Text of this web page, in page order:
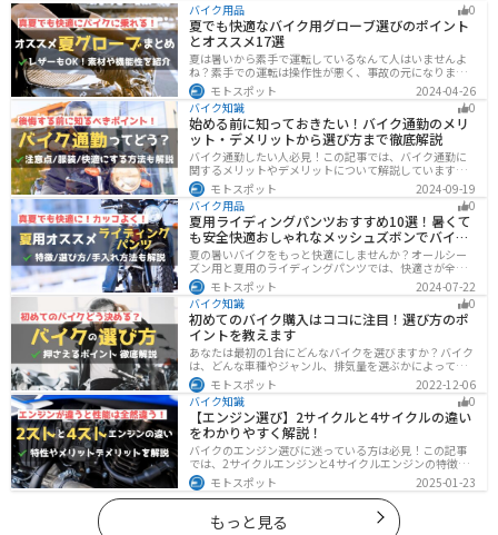
バイク用品 0
夏でも快適なバイク用グローブ選びのポイント
とオススメ17選
夏は暑いから素手で運転しているなんて人はいませんよ
ね？素手での運転は操作性が悪く、事故の元になりま
す。直射日光が当たり日焼けで余計に暑くなります。夏に
は夏用グローブを使うことで、素手より涼しく快適にバ
イクに乗ることができるので是非使いましょう。
モトスポット
2024-04-26
バイク知識
0
始める前に知っておきたい！バイク通勤のメリ
ット・デメリットから選び方まで徹底解説
バイク通勤したい人必見！この記事では、バイク通勤に
関するメリットやデメリットについて解説しています。
実は通勤時間を短縮できるメリットがありますが、会社
によっては許可されない場合もあるので、事前に確認が
必要です。この記事を読めばバイク通勤の始め方がわか
ります。
モトスポット
2024-09-19
バイク用品
0
夏用ライディングパンツおすすめ10選！暑くて
も安全快適おしゃれなメッシュズボンでバイク
に乗ろう
夏の暑いバイクをもっと快適にしませんか？オールシー
ズン用と夏用のライディングパンツでは、快適さが全然
違います。生地の大半がメッシュ素材で作られた夏用で
は通気性・透湿性に優れており、熱気を逃しつつ汗をし
っかりと乾かしてくれます。そんな夏用ライディングパ
ンツの選び方や特徴オススメ商品をまとめました。
モトスポット
2024-07-22
バイク知識
0
初めてのバイク購入はココに注目！選び方のポ
イントを教えます
あなたは最初の1台にどんなバイクを選びますか？バイク
は、どんな車種やジャンル、排気量を選ぶかによって今
後の楽しみ方が大きく変わるものなので、初めての愛車
選びはとても重要です。この記事ではそんなバイク選び
のオススメポイントをお伝えします。
モトスポット
2022-12-06
バイク知識
0
【エンジン選び】2サイクルと4サイクルの違い
をわかりやすく解説！
バイクのエンジン選びに迷っている方は必見！この記事
では、2サイクルエンジンと4サイクルエンジンの特徴や
メリット、選び方を解説しています。実は、4サイクルエ
ンジンは燃費が良く経済的で扱いやすいため、初心者の
方にはおすすめです。記事を読めば、最適なエンジン選
びのヒントが得られます。
モトスポット 2025-01-23
もっと見る